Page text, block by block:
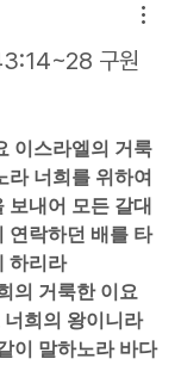
구원
이스라엘의 거룩
라 너희를 위하여
보내어 모든 갈대
연락하던 배를 타
하리라
의 거룩한 이요
희의 왕이니라
이 말하노라 바다